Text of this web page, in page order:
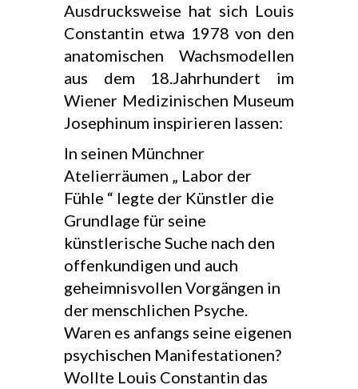
Ausdrucksweise hat sich Louis
Constantin etwa 1978 von den
anatomischen Wachsmodellen
aus dem 18.Jahrhundert im
Wiener Medizinischen Museum
Josephinum inspirieren lassen:
In seinen Münchner
Atelierräumen „ Labor der
Fühle “ legte der Künstler die
Grundlage für seine
künstlerische Suche nach den
offenkundigen und auch
geheimnisvollen Vorgängen in
der menschlichen Psyche.
Waren es anfangs seine eigenen
psychischen Manifestationen?
Wollte Louis Constantin das